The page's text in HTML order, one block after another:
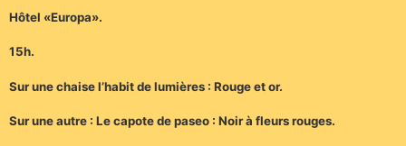
Hôtel «Europa».
15h.
Sur une chaise l’habit de lumières : Rouge et or.
Sur une autre : Le capote de paseo : Noir à fleurs rouges.